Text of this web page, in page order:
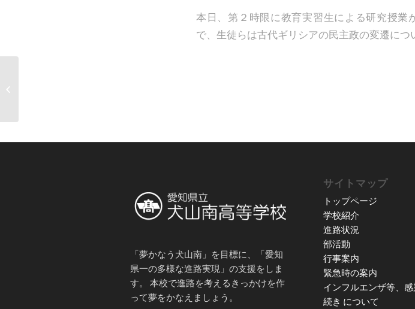
本日、第２時限に教育実習生による研究授業
で、生徒らは古代ギリシアの民主政の変遷につ
「夢かなう犬山南」を目標に、「愛知
県一の多様な進路実現」の支援をしま
す。 本校で進路を考えるきっかけを作
って夢をかなえましょう。
サイトマップ
トップページ
学校紹介
進路状況
部活動
行事案内
緊急時の案内
インフルエンザ等、
続き について